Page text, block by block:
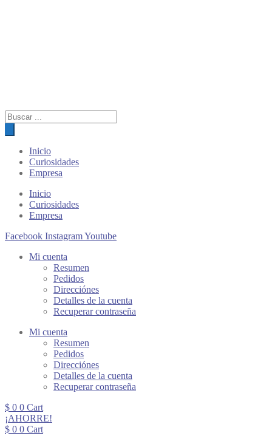
Búsqueda
de
productos
Inicio
Curiosidades
Empresa
Inicio
Curiosidades
Empresa
Facebook InstagramYoutube
Mi cuenta
Resumen
Pedidos
Direcciónes
Detalles de la cuenta
Recuperar contraseña
Mi cuenta
Resumen
Pedidos
Direcciónes
Detalles de la cuenta
Recuperar contraseña
$ 0 0 Cart
¡AHORRE!
$ 0 0 Cart